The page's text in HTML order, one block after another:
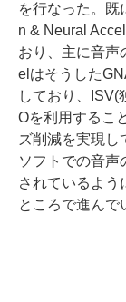
を行なった。既
n & Neural
おり、主に音声
elはそうした
しており、ISV(
Oを利用するこ
ズ削減を実現し
ソフトでの音声
されているよう
ところで進んで